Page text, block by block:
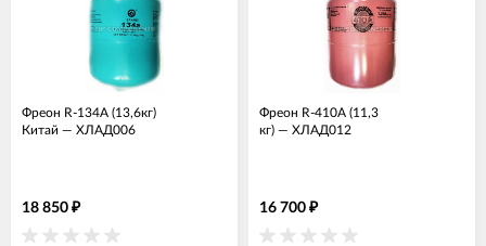
Фреон R-134А (13,6кг)
Китай — ХЛАД006
18 850 ₽
Фреон R-410А (11,3
кг) — ХЛАД012
16 700 ₽